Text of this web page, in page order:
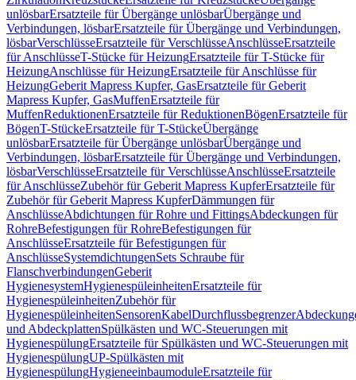
unlösbarErsatzteile für Übergänge unlösbarÜbergänge und
Verbindungen, lösbarErsatzteile für Übergänge und Verbindungen,
lösbarVerschlüsseErsatzteile für VerschlüsseAnschlüsseErsatzteile
für AnschlüsseT-Stücke für HeizungErsatzteile für T-Stücke für
HeizungAnschlüsse für HeizungErsatzteile für Anschlüsse für
HeizungGeberit Mapress Kupfer, GasErsatzteile für Geberit
Mapress Kupfer, GasMuffenErsatzteile für
MuffenReduktionenErsatzteile für ReduktionenBögenErsatzteile für
BögenT-StückeErsatzteile für T-StückeÜbergänge
unlösbarErsatzteile für Übergänge unlösbarÜbergänge und
Verbindungen, lösbarErsatzteile für Übergänge und Verbindungen,
lösbarVerschlüsseErsatzteile für VerschlüsseAnschlüsseErsatzteile
für AnschlüsseZubehör für Geberit Mapress KupferErsatzteile für
Zubehör für Geberit Mapress KupferDämmungen für
AnschlüsseAbdichtungen für Rohre und FittingsAbdeckungen für
RohreBefestigungen für RohreBefestigungen für
AnschlüsseErsatzteile für Befestigungen für
AnschlüsseSystemdichtungenSets Schraube für
FlanschverbindungenGeberit
HygienesystemHygienespüleinheitenErsatzteile für
HygienespüleinheitenZubehör für
HygienespüleinheitenSensorenKabelDurchflussbegrenzer
und AbdeckplattenSpülkästen und WC-Steuerungen mit
HygienespülungErsatzteile für Spülkästen und WC-Steuerungen mit
HygienespülungUP-Spülkästen mit
HygienespülungHygieneeinbaumoduleErsatzteile für